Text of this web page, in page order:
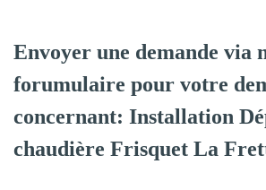
Envoyer une demande via
forumulaire pour votre
concernant: Installation
chaudière Frisquet La